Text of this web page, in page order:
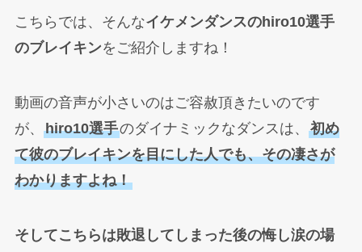
こちらでは、そんなイケメンダンスのhiro10選手
のブレイキンをご紹介しますね！
動画の音声が小さいのはご容赦頂きたいのです
が、 hiro10選手のダイナミックなダンスは、 初め
て彼のブレイキンを目にした人でも、その凄さが
わかりますよね！
そしてこちらは敗退してしまった後の悔し涙の場